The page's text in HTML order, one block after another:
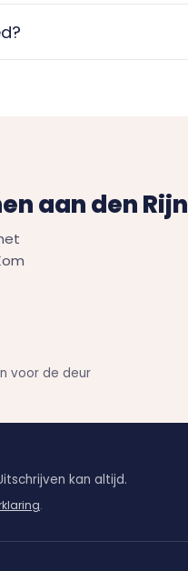
aan den Rijn
voor de deur
kan altijd.
.